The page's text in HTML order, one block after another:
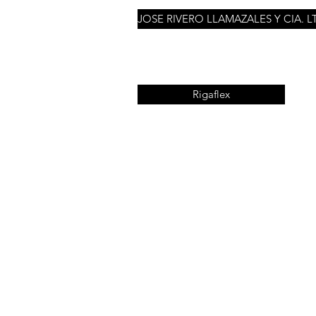
JOSE RIVERO LLAMAZALES Y CIA.
Rigaflex